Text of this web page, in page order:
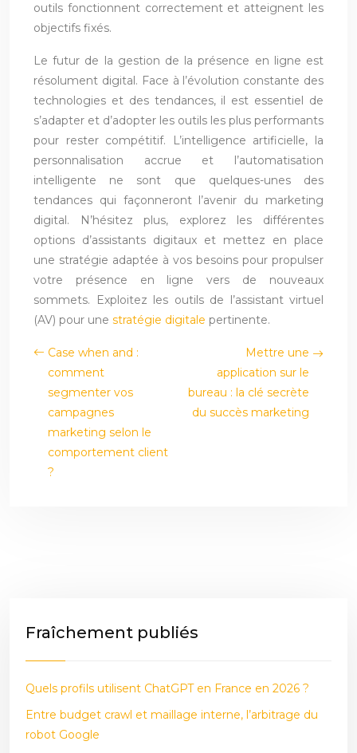
outils fonctionnent correctement et atteignent les
objectifs fixés.
Le futur de la gestion de la présence en ligne est
résolument digital. Face à l’évolution constante des
technologies et des tendances, il est essentiel de
s’adapter et d’adopter les outils les plus performants
pour rester compétitif. L’intelligence artificielle, la
personnalisation accrue et l’automatisation
intelligente ne sont que quelques-unes des
tendances qui façonneront l’avenir du marketing
digital. N’hésitez plus, explorez les différentes
options d’assistants digitaux et mettez en place
une stratégie adaptée à vos besoins pour propulser
votre présence en ligne vers de nouveaux
sommets. Exploitez les outils de l’assistant virtuel
(AV) pour une stratégie digitale pertinente.
Case when and :
comment
segmenter vos
campagnes
marketing selon le
comportement client
?
Mettre une
application sur le
bureau : la clé secrète
du succès marketing
Fraîchement publiés
Quels profils utilisent ChatGPT en France en 2026 ?
Entre budget crawl et maillage interne, l’arbitrage du
robot Google